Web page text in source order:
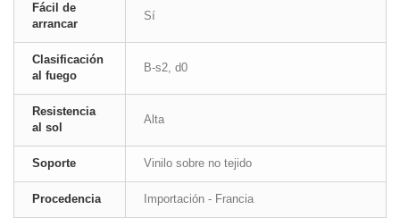
Fácil de
arrancar
Sí
Clasificación
al fuego
B-s2, d0
Resistencia
al sol
Alta
Soporte Vinilo sobre no tejido
Procedencia Importación - Francia